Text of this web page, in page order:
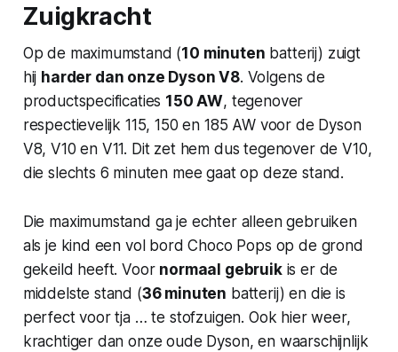
Zuigkracht
Op de maximumstand (10 minuten batterij) zuigt
hij harder dan onze Dyson V8. Volgens de
productspecificaties 150 AW, tegenover
respectievelijk 115, 150 en 185 AW voor de Dyson
V8, V10 en V11. Dit zet hem dus tegenover de V10,
die slechts 6 minuten mee gaat op deze stand.
Die maximumstand ga je echter alleen gebruiken
als je kind een vol bord Choco Pops op de grond
gekeild heeft. Voor normaal gebruikis er de
middelste stand (36 minuten batterij) en die is
perfect voor tja … te stofzuigen. Ook hier weer,
krachtiger dan onze oude Dyson, en waarschijnlijk